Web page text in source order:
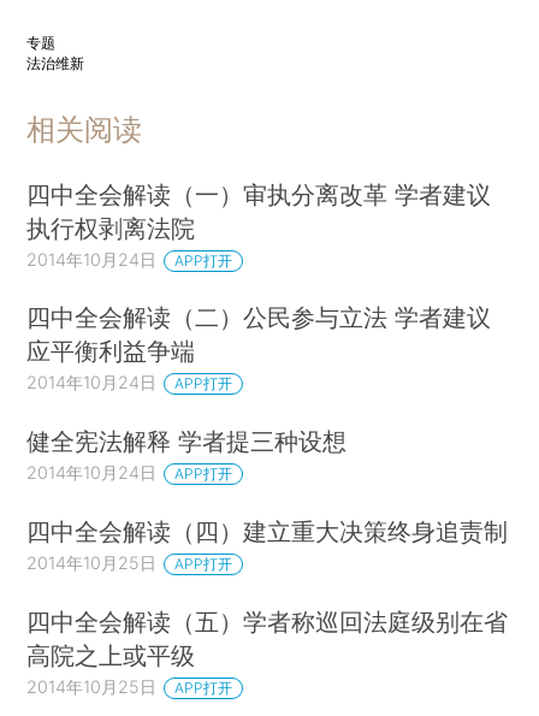
专题
法治维新
相关阅读
四中全会解读（一）审执分离改革 学者建议
执行权剥离法院
2014年10月24日 APP打开
四中全会解读（二）公民参与立法 学者建议
应平衡利益争端
2014年10月24日 APP打开
健全宪法解释 学者提三种设想
2014年10月24日 APP打开
四中全会解读（四）建立重大决策终身追责制
2014年10月25日 APP打开
四中全会解读（五）学者称巡回法庭级别在省
高院之上或平级
2014年10月25日 APP打开